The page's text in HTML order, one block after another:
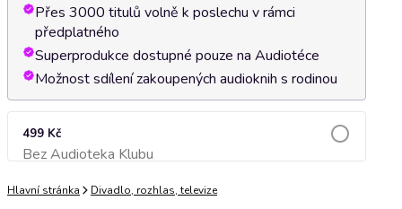
Přes 3000 titulů volně k poslechu v rámci
předplatného
Superprodukce dostupné pouze na Audiotéce
Možnost sdílení zakoupených audioknih s rodinou
499 Kč
Bez Audioteka KlubuPřidat do košíku
Hlavní stránka Divadlo, rozhlas, televize